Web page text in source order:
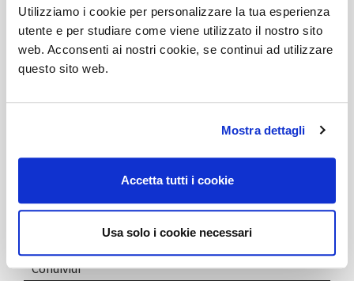
Utilizziamo i cookie per personalizzare la tua esperienza
utente e per studiare come viene utilizzato il nostro sito
web. Acconsenti ai nostri cookie, se continui ad utilizzare
questo sito web.
Mostra dettagli
Accetta tutti i cookie
Usa solo i cookie necessari
specificando il nome dei partecipanti.
Condividi